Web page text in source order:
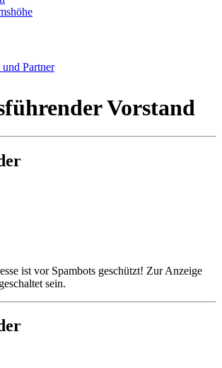
Vorstand
ist vor Spambots geschützt! Zur Anzeige
sein.